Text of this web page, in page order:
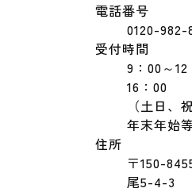
電話番号
0120-982-
受付時間
9：00～12
16：00
（土日、
年末年始
住所
〒150-
尾5-4-3